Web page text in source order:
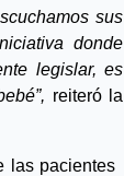
sus
donde
legislar, es
reiteró la
las pacientes